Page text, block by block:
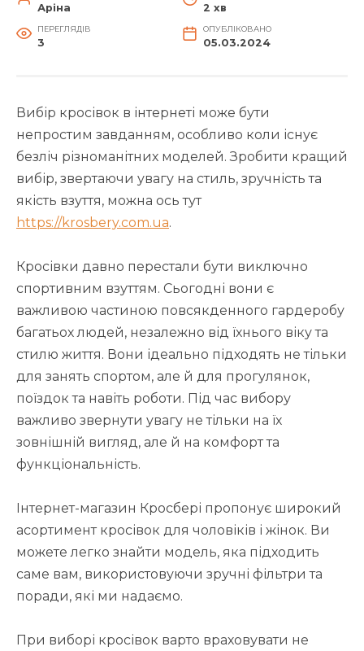
Аріна 2 хв
ПЕРЕГЛЯДІВ
3
ОПУБЛІКОВАНО
05.03.2024
Вибір кросівок в інтернеті може бути
непростим завданням, особливо коли існує
безліч різноманітних моделей. Зробити кращий
вибір, звертаючи увагу на стиль, зручність та
якість взуття, можна ось тут
https://krosbery.com.ua.
Кросівки давно перестали бути виключно
спортивним взуттям. Сьогодні вони є
важливою частиною повсякденного гардеробу
багатьох людей, незалежно від їхнього віку та
стилю життя. Вони ідеально підходять не тільки
для занять спортом, але й для прогулянок,
поїздок та навіть роботи. Під час вибору
важливо звернути увагу не тільки на їх
зовнішній вигляд, але й на комфорт та
функціональність.
Інтернет-магазин Кросбері пропонує широкий
асортимент кросівок для чоловіків і жінок. Ви
можете легко знайти модель, яка підходить
саме вам, використовуючи зручні фільтри та
поради, які ми надаємо.
При виборі кросівок варто враховувати не